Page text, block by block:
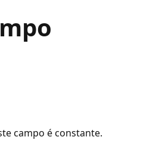
campo é constante.